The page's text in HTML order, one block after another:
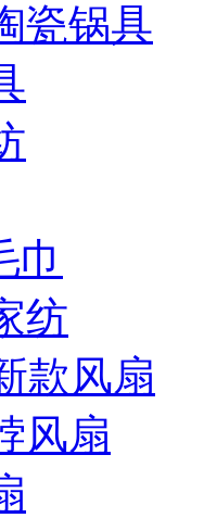
瓷锅具
巾
纺
款风扇
风扇